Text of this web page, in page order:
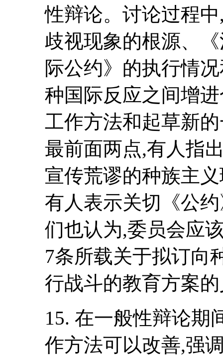
性辩论。讨论过程
歧视现象的根源、
际公约》的执行情
种国际反应之间增
工作方法和起草新
最前面两点,有人指
宣传荒谬的种族主
有人表示关切《公
们也认为,委员会应
7条所载关于拟订向
行战斗的教育方案
15. 在一般性辩论期
作方法可以改善,强